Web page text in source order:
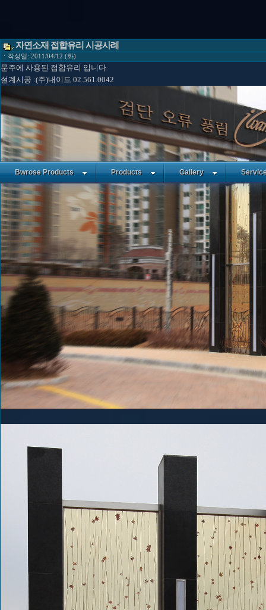
Bwrose Products Products Gallery
자연소재 접합유리 시공사례
ㆍ작성일: 2011/04/12 (화)
문주에 사용된 접합유리 입니다.
설계시공 :(주)내이드 02.561.0042